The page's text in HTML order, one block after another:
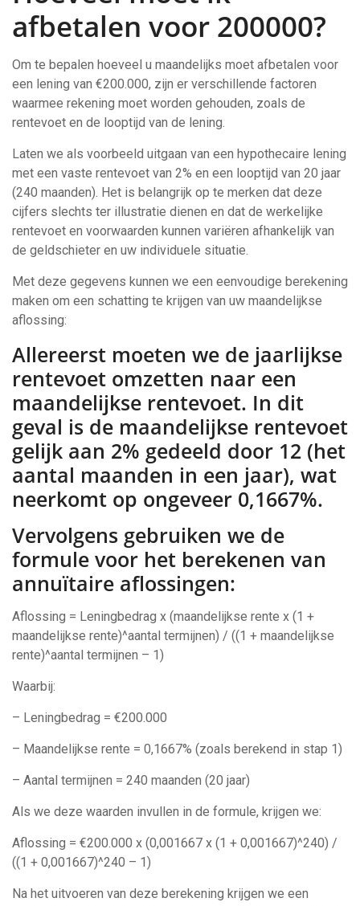
afbetalen voor 200000?
Om te bepalen hoeveel u maandelijks moet afbetalen voor
een lening van €200.000, zijn er verschillende factoren
waarmee rekening moet worden gehouden, zoals de
rentevoet en de looptijd van de lening.
Laten we als voorbeeld uitgaan van een hypothecaire lening
met een vaste rentevoet van 2% en een looptijd van 20 jaar
(240 maanden). Het is belangrijk op te merken dat deze
cijfers slechts ter illustratie dienen en dat de werkelijke
rentevoet en voorwaarden kunnen variëren afhankelijk van
de geldschieter en uw individuele situatie.
Met deze gegevens kunnen we een eenvoudige berekening
maken om een schatting te krijgen van uw maandelijkse
aflossing:
Allereerst moeten we de jaarlijkse
rentevoet omzetten naar een
maandelijkse rentevoet. In dit
geval is de maandelijkse rentevoet
gelijk aan 2% gedeeld door 12 (het
aantal maanden in een jaar), wat
neerkomt op ongeveer 0,1667%.
Vervolgens gebruiken we de
formule voor het berekenen van
annuïtaire aflossingen:
Aflossing = Leningbedrag x (maandelijkse rente x (1 +
maandelijkse rente)^aantal termijnen) / ((1 + maandelijkse
rente)^aantal termijnen – 1)
Waarbij:
– Leningbedrag = €200.000
– Maandelijkse rente = 0,1667% (zoals berekend in stap 1)
– Aantal termijnen = 240 maanden (20 jaar)
Als we deze waarden invullen in de formule, krijgen we:
Aflossing = €200.000 x (0,001667 x (1 + 0,001667)^240) /
((1 + 0,001667)^240 – 1)
Na het uitvoeren van deze berekening krijgen we een